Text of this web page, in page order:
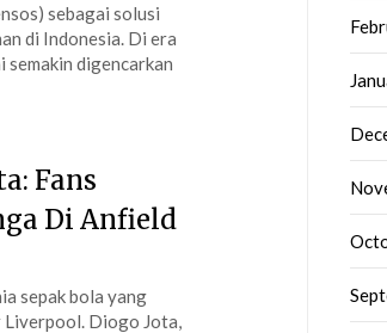
sebagai solusi
di Indonesia. Di era
digencarkan
Fans
Di Anfield
sepak bola yang
Liverpool. Diogo Jota,